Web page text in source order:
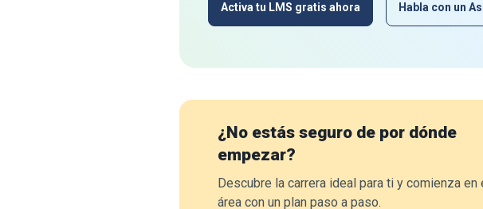
Activa tu LMS gratis ahora Habla con un
¿No estás seguro de por dónde
empezar?
Descubre la carrera ideal para ti y comienza en
área con un plan paso a paso.